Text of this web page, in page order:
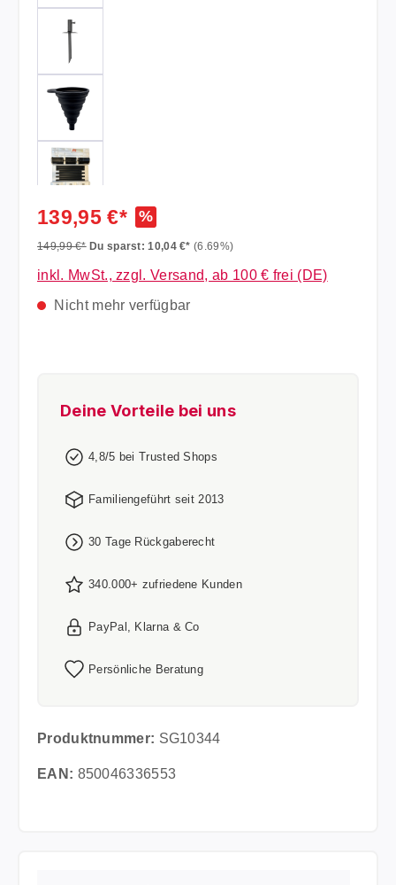
139,95 €* %
149,99 €* Du sparst: 10,04 €*(6.69%)
inkl. MwSt., zzgl. Versand, ab 100 € frei (DE)
Nicht mehr verfügbar
Deine Vorteile bei uns
4,8/5 bei Trusted Shops
Familiengeführt seit 2013
30 Tage Rückgaberecht
340.000+ zufriedene Kunden
PayPal, Klarna & Co
Persönliche Beratung
Produktnummer: SG10344
EAN: 850046336553